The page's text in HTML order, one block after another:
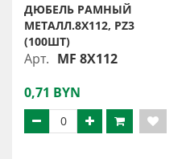
ДЮБЕЛЬ РАМНЫЙ
МЕТАЛЛ.8X112, PZ3
(100ШТ)
Арт. MF 8X112
0,71 BYN